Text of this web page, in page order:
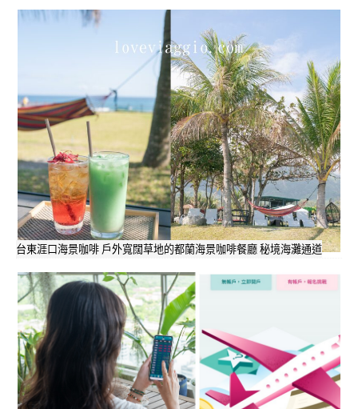
台東涯口海景咖啡 戶外寬闊草地的都蘭海景咖啡餐廳 秘境海灘通道